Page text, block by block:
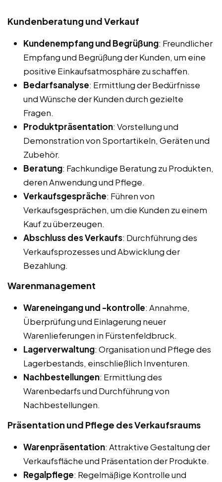
Kundenberatung und Verkauf
Kundenempfang und Begrüßung: Freundlicher
Empfang und Begrüßung der Kunden, um eine
positive Einkaufsatmosphäre zu schaffen.
Bedarfsanalyse: Ermittlung der Bedürfnisse
und Wünsche der Kunden durch gezielte
Fragen.
Produktpräsentation: Vorstellung und
Demonstration von Sportartikeln, Geräten und
Zubehör.
Beratung: Fachkundige Beratung zu Produkten,
deren Anwendung und Pflege.
Verkaufsgespräche: Führen von
Verkaufsgesprächen, um die Kunden zu einem
Kauf zu überzeugen.
Abschluss des Verkaufs: Durchführung des
Verkaufsprozesses und Abwicklung der
Bezahlung.
Warenmanagement
Wareneingang und -kontrolle: Annahme,
Überprüfung und Einlagerung neuer
Warenlieferungen in Fürstenfeldbruck.
Lagerverwaltung: Organisation und Pflege des
Lagerbestands, einschließlich Inventuren.
Nachbestellungen: Ermittlung des
Warenbedarfs und Durchführung von
Nachbestellungen.
Präsentation und Pflege des Verkaufsraums
Warenpräsentation: Attraktive Gestaltung der
Verkaufsfläche und Präsentation der Produkte.
Regalpflege: Regelmäßige Kontrolle und